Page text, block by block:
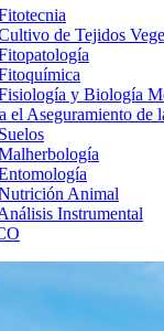
de Tejidos
y Biología
el Aseguramiento
Animal
Instrumental